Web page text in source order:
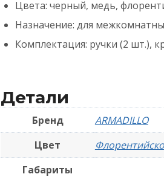
Цвета: черный, медь,
Назначение: для
Комплектация: ручки (2 шт.),
Детали
Бренд
ARMADILLO
Цвет
Габариты